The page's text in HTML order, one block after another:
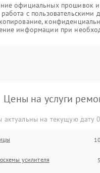
официальных прошивок
работа с пользовательскими
информации при
Цены на услуги
актуальны на текущую дату
усилителя